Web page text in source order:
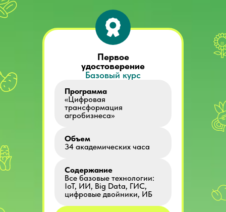
Первое
удостоверение
Базовый курс
Программа
«Цифровая
трансформация
агробизнеса»
Объем
34 академических часа
Содержание
Все базовые технологии:
IoT, ИИ, Big Data, ГИС,
цифровые двойники, ИБ